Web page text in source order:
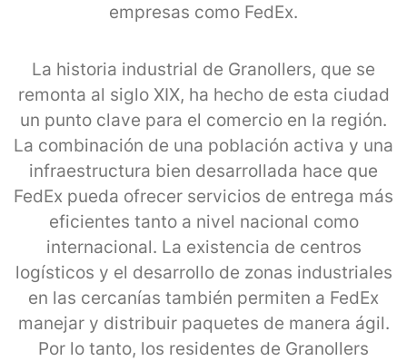
empresas como FedEx.
La historia industrial de Granollers, que se
remonta al siglo XIX, ha hecho de esta ciudad
un punto clave para el comercio en la región.
La combinación de una población activa y una
infraestructura bien desarrollada hace que
FedEx pueda ofrecer servicios de entrega más
eficientes tanto a nivel nacional como
internacional. La existencia de centros
logísticos y el desarrollo de zonas industriales
en las cercanías también permiten a FedEx
manejar y distribuir paquetes de manera ágil.
Por lo tanto, los residentes de Granollers